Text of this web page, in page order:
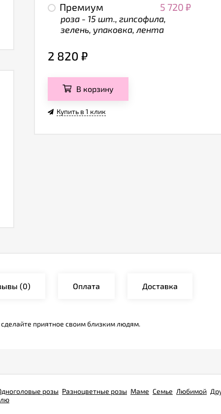
Премиум 5 720 ₽
роза - 15 шт., гипсофила,
зелень, упаковка, лента
2 820 ₽
В корзину
Купить в 1 клик
(0) Оплата Доставка
приятное своим близким людям.
розы Разноцветные розы Маме Семье Любимой